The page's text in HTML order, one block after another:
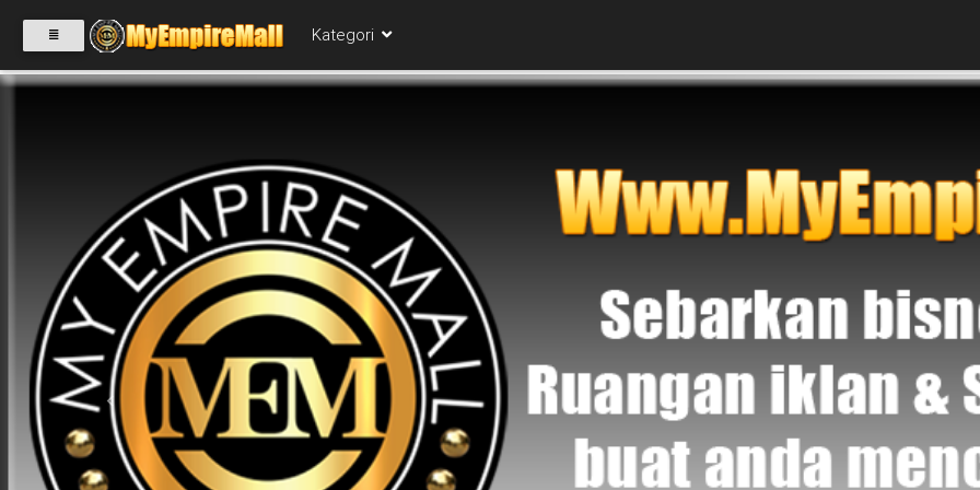
Kategori
Previous
PRODUK(0)
BABIES(0)
KESIHATAN(80)
PERNIAGAAN
RUNCIT(1)